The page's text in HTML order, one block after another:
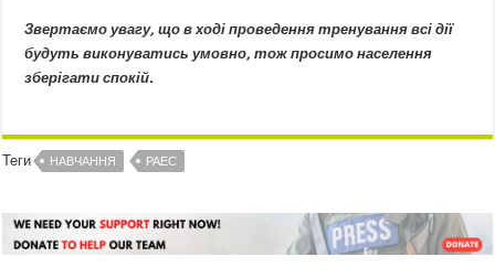
Звертаємо увагу, що в ході проведення тренування всі дії
будуть виконуватись умовно, тож просимо населення
зберігати спокій.
Теги НАВЧАННЯ РАЕС